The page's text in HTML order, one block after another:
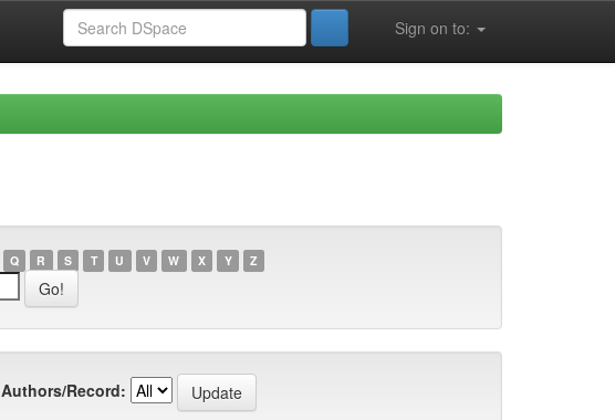
Sign on to:
Q R S T U V W X Y Z
Authors/Record: